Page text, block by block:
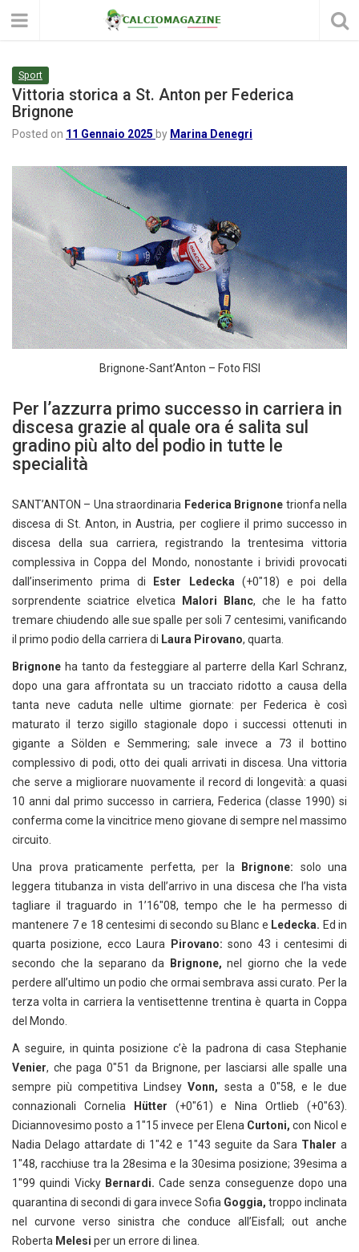
Sport
Vittoria storica a St. Anton per Federica
Brignone
Posted on 11 Gennaio 2025 by Marina Denegri
Brignone-Sant’Anton – Foto FISI
Per l’azzurra primo successo in carriera in
discesa grazie al quale ora é salita sul
gradino più alto del podio in tutte le
specialità
SANT’ANTON – Una straordinaria Federica Brignone trionfa nella
discesa di St. Anton, in Austria, per cogliere il primo successo in
discesa della sua carriera, registrando la trentesima vittoria
complessiva in Coppa del Mondo, nonostante i brividi provocati
dall’inserimento prima di Ester Ledecka (+0″18) e poi della
sorprendente sciatrice elvetica Malori Blanc, che le ha fatto
tremare chiudendo alle sue spalle per soli 7 centesimi, vanificando
il primo podio della carriera di Laura Pirovano, quarta.
Brignone ha tanto da festeggiare al parterre della Karl Schranz,
dopo una gara affrontata su un tracciato ridotto a causa della
tanta neve caduta nelle ultime giornate: per Federica è così
maturato il terzo sigillo stagionale dopo i successi ottenuti in
gigante a Sölden e Semmering; sale invece a 73 il bottino
complessivo di podi, otto dei quali arrivati in discesa. Una vittoria
che serve a migliorare nuovamente il record di longevità: a quasi
10 anni dal primo successo in carriera, Federica (classe 1990) si
conferma come la vincitrice meno giovane di sempre nel massimo
circuito.
Una prova praticamente perfetta, per la Brignone: solo una
leggera titubanza in vista dell’arrivo in una discesa che l’ha vista
tagliare il traguardo in 1’16″08, tempo che le ha permesso di
mantenere 7 e 18 centesimi di secondo su Blanc e Ledecka. Ed in
quarta posizione, ecco Laura Pirovano: sono 43 i centesimi di
secondo che la separano da Brignone, nel giorno che la vede
perdere all’ultimo un podio che ormai sembrava assi curato. Per la
terza volta in carriera la ventisettenne trentina è quarta in Coppa
del Mondo.
A seguire, in quinta posizione c’è la padrona di casa Stephanie
Venier, che paga 0″51 da Brignone, per lasciarsi alle spalle una
sempre più competitiva LindseyVonn, sesta a 0″58, e le due
connazionali Cornelia Hütter (+0″61) e Nina Ortlieb (+0″63).
Diciannovesimo posto a 1″15 invece per Elena Curtoni, con Nicol e
Nadia Delago attardate di 1″42 e 1″43 seguite da Sara Thaler a
1″48, racchiuse tra la 28esima e la 30esima posizione; 39esima a
1″99 quindi Vicky Bernardi. Cade senza conseguenze dopo una
quarantina di secondi di gara invece Sofia Goggia, troppo inclinata
nel curvone verso sinistra che conduce all’Eisfall; out anche
Roberta Melesi per un errore di linea.